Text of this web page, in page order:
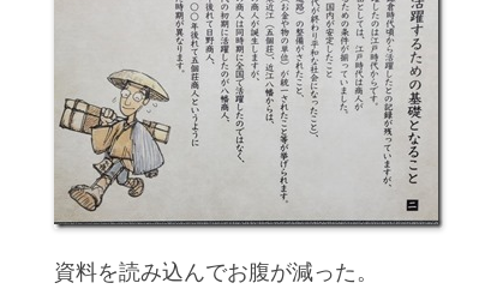
資料を読み込んでお腹が減った。